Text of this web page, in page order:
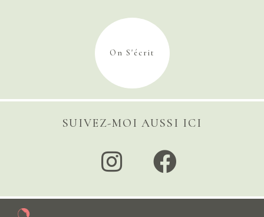
On S'écrit
SUIVEZ-MOI AUSSI ICI